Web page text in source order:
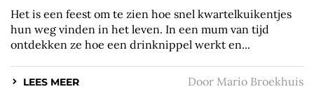
Het is een feest om te zien hoe snel kwartelkuikentjes
hun weg vinden in het leven. In een mum van tijd
ontdekken ze hoe een drinknippel werkt en...
LEES MEER Door Mario Broekhuis